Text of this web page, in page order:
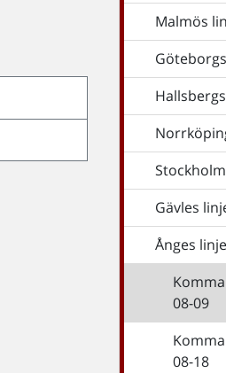
Malmös
Gävles
Ånges
08-09
08-18